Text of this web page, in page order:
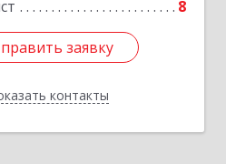
8
заявку
контакты
заявку
Назад